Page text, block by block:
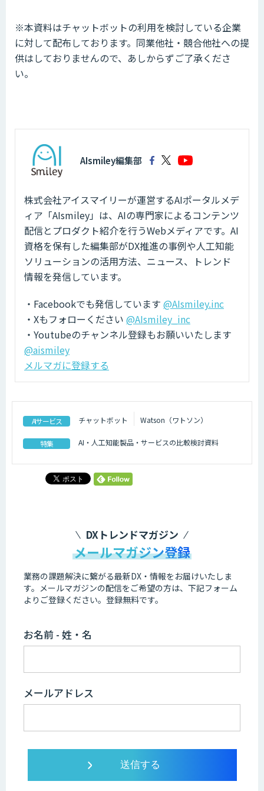
※本資料はチャットボットの利用を検討している企業
に対して配布しております。同業他社・競合他社への提
供はしておりませんので、あしからずご了承くださ
い。
AIsmiley編集部
株式会社アイスマイリーが運営するAIポータルメデ
ィア「AIsmiley」は、AIの専門家によるコンテンツ
配信とプロダクト紹介を行うWebメディアです。AI
資格を保有した編集部がDX推進の事例や人工知能
ソリューションの活用方法、ニュース、トレンド
情報を発信しています。
・Facebookでも発信しています @AIsmiley.inc
・Xもフォローください @AIsmiley_inc
・Youtubeのチャンネル登録もお願いいたします
@aismiley
メルマガに登録する
AIサービス チャットボット Watson（ワトソン）
特集 AI・人工知能製品・サービスの比較検討資料
DXトレンドマガジン
メールマガジン登録
業務の課題解決に繋がる最新DX・情報をお届けいたしま
す。 メールマガジンの配信をご希望の方は、下記フォーム
よりご登録ください。登録無料です。
お名前 - 姓・名
メールアドレス